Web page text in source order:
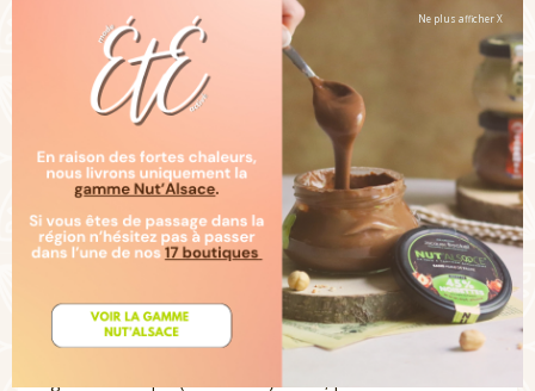
Livraison :
Ces articles sont garnies de Bonbons de Chocolats
toute l'année, ou d'Oeufs Saveurs et Plaisirs à partir du 15
mars jusqu'à Pâques (pour les Ventes Groupées de Pâques
tous les articles seront garnis d'Oeufs)
Description Détails du produit
ASSORTIMENT DE CHOCOLAT AU PRALINE ET GANACHE
Ne plus afficher X